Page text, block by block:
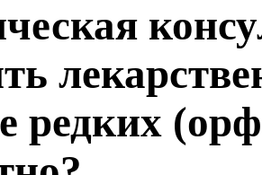
редких